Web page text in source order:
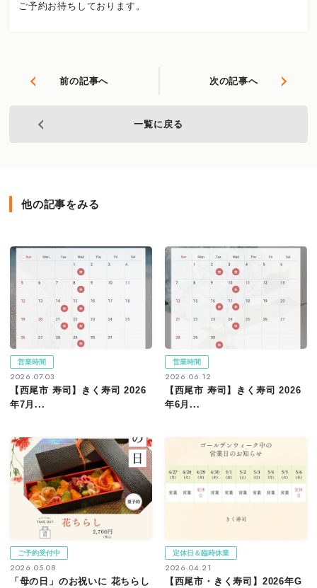
ご予約お待ちしております。
前の記事へ 次の記事へ
一覧に戻る
他の記事をみる
営業時間
2026.07.03
【西尾市 寿司】きく寿司 2026
年7月...
営業時間
2026.06.12
【西尾市 寿司】きく寿司 2026
年6月...
ご予約受付中
2026.05.08
「母の日」のお祝いに 花ちらし
定休日＆臨時休業
2026.04.21
【西尾市・きく寿司】2026年G